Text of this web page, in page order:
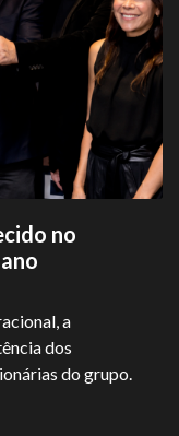
no
a
dos
do grupo.